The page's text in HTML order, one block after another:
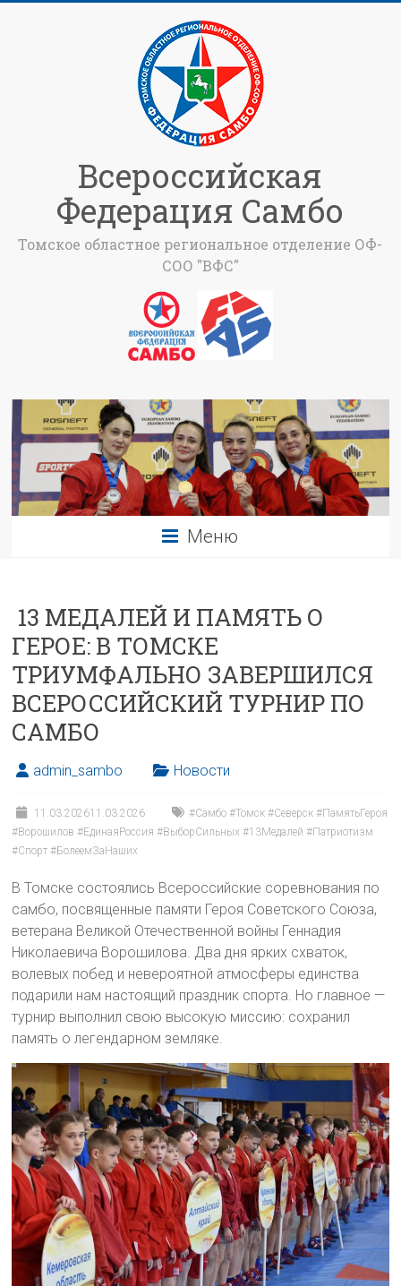
Всероссийская
Федерация Самбо
Томское областное региональное отделение ОФ-
СОО "ВФС"
Меню
13 МЕДАЛЕЙ И ПАМЯТЬ О
ГЕРОЕ: В ТОМСКЕ
ТРИУМФАЛЬНО ЗАВЕРШИЛСЯ
ВСЕРОССИЙСКИЙ ТУРНИР ПО
САМБО
admin_sambo Новости
11.03.202611.03.2026
#Самбо #Томск #Северск #ПамятьГероя
#Ворошилов #ЕдинаяРоссия #ВыборСильных #13Медалей #Патриотизм
#Спорт #БолеемЗаНаших
В Томске состоялись Всероссийские соревнования по
самбо, посвященные памяти Героя Советского Союза,
ветерана Великой Отечественной войны Геннадия
Николаевича Ворошилова. Два дня ярких схваток,
волевых побед и невероятной атмосферы единства
подарили нам настоящий праздник спорта. Но главное —
турнир выполнил свою высокую миссию: сохранил
память о легендарном земляке.